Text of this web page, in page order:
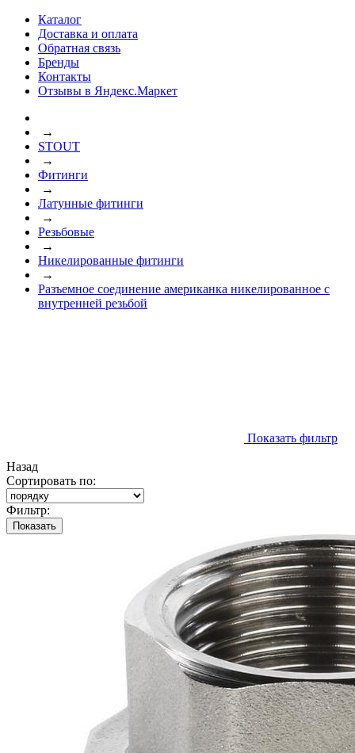
Каталог
Доставка и оплата
Обратная связь
Бренды
Контакты
Отзывы в Яндекс.Маркет
→
STOUT
→
Фитинги
→
Латунные фитинги
→
Резьбовые
→
Никелированные фитинги
→
Разъемное соединение американка никелированное с
внутренней резьбой
Показать фильтр
Назад
Сортировать по:
Фильтр:
Показать